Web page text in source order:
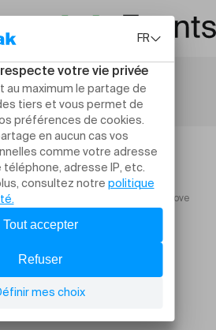
Out of Bounds: Protect What We Love